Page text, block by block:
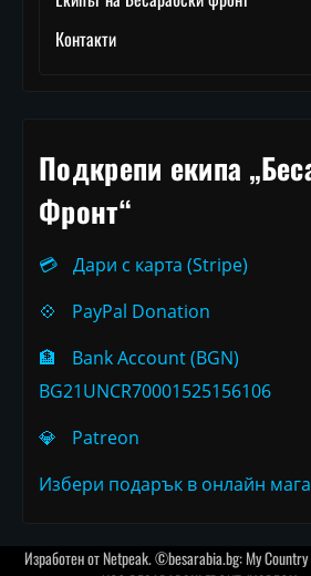
Контакти
Подкрепи екипа
Фронт“
💳
Дари с карта (Stripe)
💠
PayPal Donation
🏦
Bank Account (BGN)
BG21UNCR70001525156106
💎
Patreon
Избери подарък в онлайн
Изработен отNetpeak. ©besarabia.bg: My Country